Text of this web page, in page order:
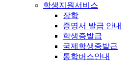
학생지원서비스
장학
증명서 발급 안내
학생증발급
국제학생증발급
통학버스안내